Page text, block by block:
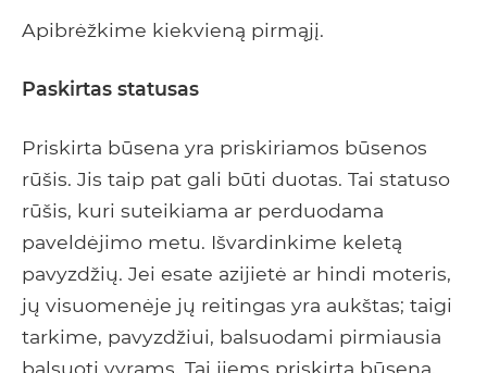
Apibrėžkime kiekvieną pirmąjį.
Paskirtas statusas
Priskirta būsena yra priskiriamos būsenos
rūšis. Jis taip pat gali būti duotas. Tai statuso
rūšis, kuri suteikiama ar perduodama
paveldėjimo metu. Išvardinkime keletą
pavyzdžių. Jei esate azijietė ar hindi moteris,
jų visuomenėje jų reitingas yra aukštas; taigi
tarkime, pavyzdžiui, balsuodami pirmiausia
balsuoti vyrams. Tai jiems priskirta būsena.